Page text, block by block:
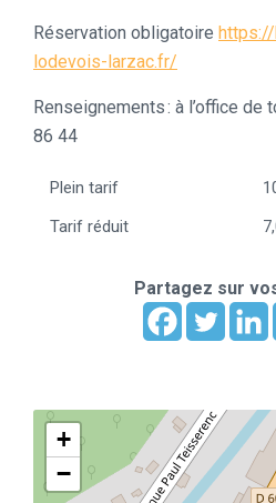
Réservation obligatoire
lodevois-larzac.fr/
Renseignements : à l’office de
86 44
Plein tarif
Tarif réduit
Partagez sur
+
−